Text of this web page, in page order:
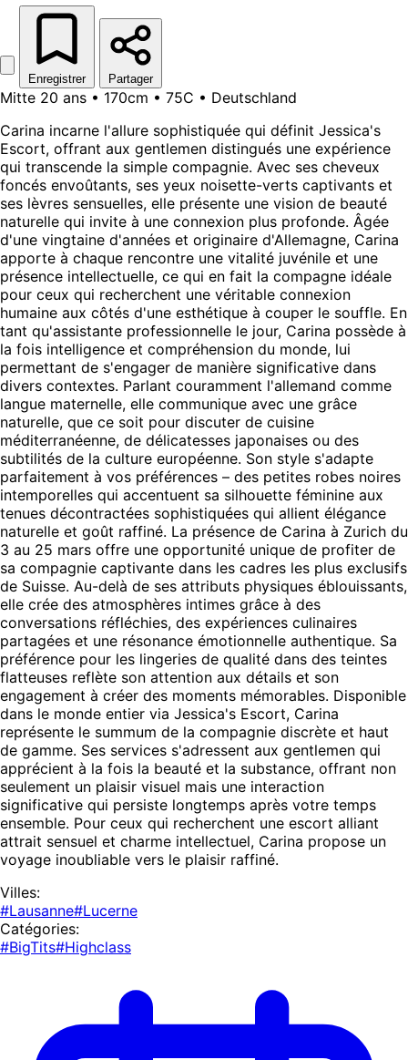
Enregistrer Partager
Mitte 20 ans • 170cm • 75C • Deutschland
Carina incarne l'allure sophistiquée qui définit Jessica's
Escort, offrant aux gentlemen distingués une expérience
qui transcende la simple compagnie. Avec ses cheveux
foncés envoûtants, ses yeux noisette-verts captivants et
ses lèvres sensuelles, elle présente une vision de beauté
naturelle qui invite à une connexion plus profonde. Âgée
d'une vingtaine d'années et originaire d'Allemagne, Carina
apporte à chaque rencontre une vitalité juvénile et une
présence intellectuelle, ce qui en fait la compagne idéale
pour ceux qui recherchent une véritable connexion
humaine aux côtés d'une esthétique à couper le souffle. En
tant qu'assistante professionnelle le jour, Carina possède à
la fois intelligence et compréhension du monde, lui
permettant de s'engager de manière significative dans
divers contextes. Parlant couramment l'allemand comme
langue maternelle, elle communique avec une grâce
naturelle, que ce soit pour discuter de cuisine
méditerranéenne, de délicatesses japonaises ou des
subtilités de la culture européenne. Son style s'adapte
parfaitement à vos préférences – des petites robes noires
intemporelles qui accentuent sa silhouette féminine aux
tenues décontractées sophistiquées qui allient élégance
naturelle et goût raffiné. La présence de Carina à Zurich du
3 au 25 mars offre une opportunité unique de profiter de
sa compagnie captivante dans les cadres les plus exclusifs
de Suisse. Au-delà de ses attributs physiques éblouissants,
elle crée des atmosphères intimes grâce à des
conversations réfléchies, des expériences culinaires
partagées et une résonance émotionnelle authentique. Sa
préférence pour les lingeries de qualité dans des teintes
flatteuses reflète son attention aux détails et son
engagement à créer des moments mémorables. Disponible
dans le monde entier via Jessica's Escort, Carina
représente le summum de la compagnie discrète et haut
de gamme. Ses services s'adressent aux gentlemen qui
apprécient à la fois la beauté et la substance, offrant non
seulement un plaisir visuel mais une interaction
significative qui persiste longtemps après votre temps
ensemble. Pour ceux qui recherchent une escort alliant
attrait sensuel et charme intellectuel, Carina propose un
voyage inoubliable vers le plaisir raffiné.
Villes:
#Lausanne#Lucerne
Catégories:
#BigTits#Highclass